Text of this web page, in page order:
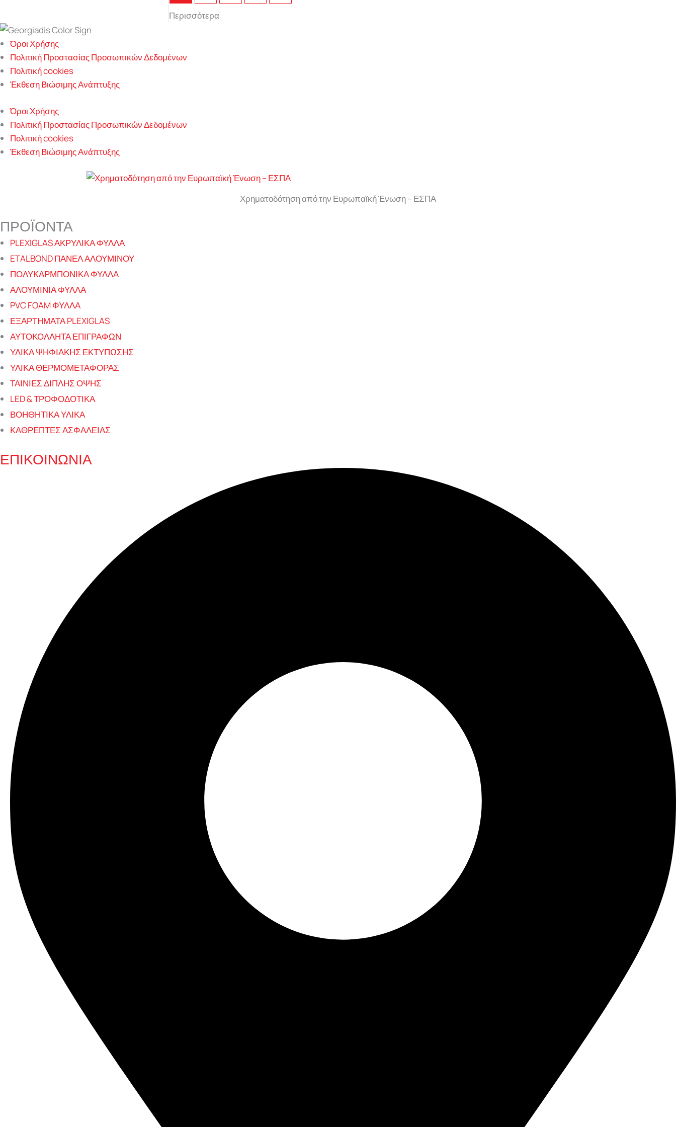
Περισσότερα
Όροι Χρήσης
Πολιτική Προστασίας Προσωπικών Δεδομένων
Πολιτική cookies
Έκθεση Βιώσιμης Ανάπτυξης
Όροι Χρήσης
Πολιτική Προστασίας Προσωπικών Δεδομένων
Πολιτική cookies
Έκθεση Βιώσιμης Ανάπτυξης
Χρηματοδότηση από την Ευρωπαϊκή Ένωση – ΕΣΠΑ
ΠΡΟΪΟΝΤΑ
PLEXIGLAS ΑΚΡΥΛΙΚΑ ΦΥΛΛΑ
ETALBOND ΠΑΝΕΛ ΑΛΟΥΜΙΝΟΥ
ΠΟΛΥΚΑΡΜΠΟΝΙΚΑ ΦΥΛΛΑ
ΑΛΟΥΜΙΝΙΑ ΦΥΛΛΑ
PVC FOAM ΦΥΛΛΑ
ΕΞΑΡΤΗΜΑΤΑ PLEXIGLAS
ΑΥΤΟΚΟΛΛΗΤΑ ΕΠΙΓΡΑΦΩΝ
ΥΛΙΚΑ ΨΗΦΙΑΚΗΣ ΕΚΤΥΠΩΣΗΣ
ΥΛΙΚΑ ΘΕΡΜΟΜΕΤΑΦΟΡΑΣ
ΤΑΙΝΙΕΣ ΔΙΠΛΗΣ ΟΨΗΣ
LED & ΤΡΟΦΟΔΟΤΙΚΑ
ΒΟΗΘΗΤΙΚΑ ΥΛΙΚΑ
ΚΑΘΡΕΠΤΕΣ ΑΣΦΑΛΕΙΑΣ
ΕΠΙΚΟΙΝΩΝΙΑ